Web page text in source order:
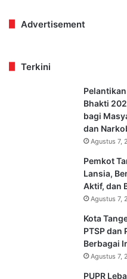
Advertisement
Terkini
Bhakti
bagi
dan
Agustus 7,
Pemkot
Lansia,
Aktif, dan
Agustus 7,
Kota
PTSP dan
Berbagai
Agustus 7,
PUPR